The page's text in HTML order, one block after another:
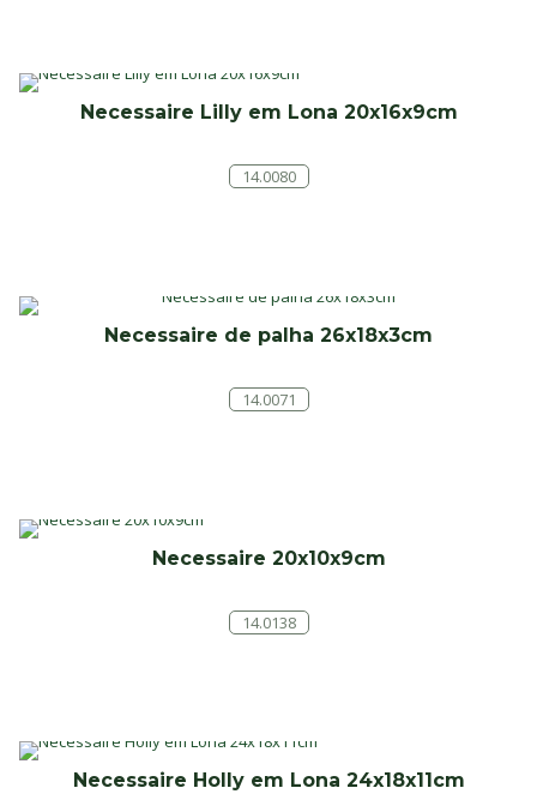
Necessaire Lilly em Lona 20x16x9cm
14.0080
Necessaire de palha 26x18x3cm
14.0071
Necessaire 20x10x9cm
14.0138
Necessaire Holly em Lona 24x18x11cm